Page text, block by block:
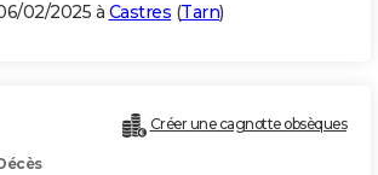
02/2025 à Castres (Tarn)
Créer une cagnotte obsèques